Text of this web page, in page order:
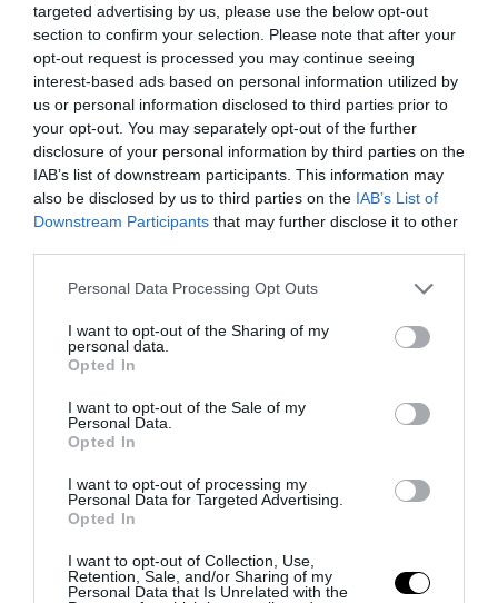
targeted advertising by us, please use the below opt-out
section to confirm your selection. Please note that after your
opt-out request is processed you may continue seeing
interest-based ads based on personal information utilized by
us or personal information disclosed to third parties prior to
your opt-out. You may separately opt-out of the further
disclosure of your personal information by third parties on the
IAB’s list of downstream participants. This information may
also be disclosed by us to third parties on the IAB’s List of
Downstream Participants that may further disclose it to other
Please note that this website/app uses one or more Google
not limited to your visit or usage behaviour. You may click to
grant or deny consent to Google and its third-party tags to
use your data for below specified purposes in below Google
consent section.
Personal Data Processing Opt Outs
I want to opt-out of the Sharing of my
personal data.
Opted In
I want to opt-out of the Sale of my
Personal Data.
Opted In
I want to opt-out of processing my
Personal Data for Targeted Advertising.
Opted In
I want to opt-out of Collection, Use,
Retention, Sale, and/or Sharing of my
Personal Data that Is Unrelated with the
PRONEWS.GR /ΚΟΙΝΩΝΙΑ
Απεργία ταξί: Μέχρι το υπουργείο
Μεταφορών έφτασε η
αυτοκινητοπομπή
10.09.2025 | 12:48
Κοινοί τραπεζικοί λογαριασμοί: Όλα